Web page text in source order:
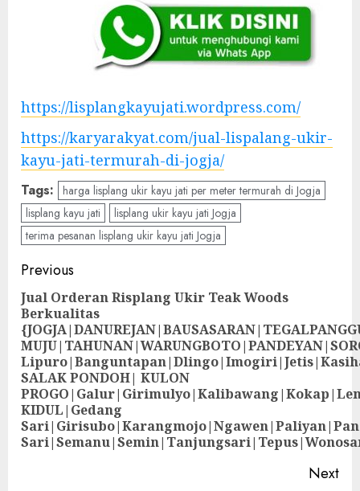
https://lisplangkayujati.wordpress.com/
https://karyarakyat.com/jual-lispalang-ukir-
kayu-jati-termurah-di-jogja/
Tags: harga lisplang ukir kayu jati per meter termurah di Jogja
lisplang kayu jati
lisplang ukir kayu jati Jogja
terima pesanan lisplang ukir kayu jati Jogja
Previous
Jual Orderan Risplang Ukir Teak Woods
Berkualitas
SALAK PONDOH| KULON
KIDUL|Gedang
Next